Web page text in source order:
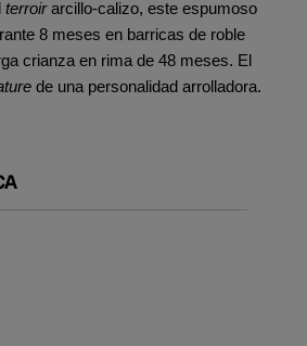
terroirarcillo-calizo, este espumoso
8 meses en barricas de roble
crianza en rima de 48 meses. El
de una personalidad arrolladora.